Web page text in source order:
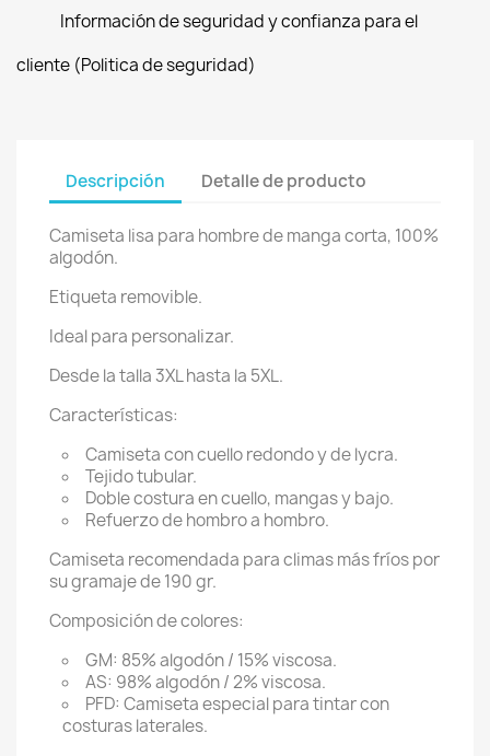
Información de seguridad y confianza para el
cliente (Politica de seguridad)
Descripción Detalle de producto
Camiseta lisa para hombre de manga corta, 100%
algodón.
Etiqueta removible.
Ideal para personalizar.
Desde la talla 3XL hasta la 5XL.
Características:
Camiseta con cuello redondo y de lycra.
Tejido tubular.
Doble costura en cuello, mangas y bajo.
Refuerzo de hombro a hombro.
Camiseta recomendada para climas más fríos por
su gramaje de 190 gr.
Composición de colores:
GM: 85% algodón / 15% viscosa.
AS: 98% algodón / 2% viscosa.
PFD: Camiseta especial para tintar con
costuras laterales.